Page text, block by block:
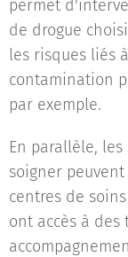
permet
de drogue
les risques liés
contamination
par exemple.
En parallèle,
soigner
centres de
ont accès à